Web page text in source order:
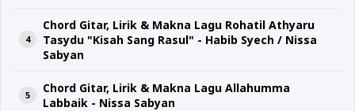
Chord Gitar, Lirik & Makna Lagu Rohatil Athyaru
Tasydu "Kisah Sang Rasul" - Habib Syech / Nissa
Sabyan
Chord Gitar, Lirik & Makna Lagu Allahumma
Labbaik - Nissa Sabyan